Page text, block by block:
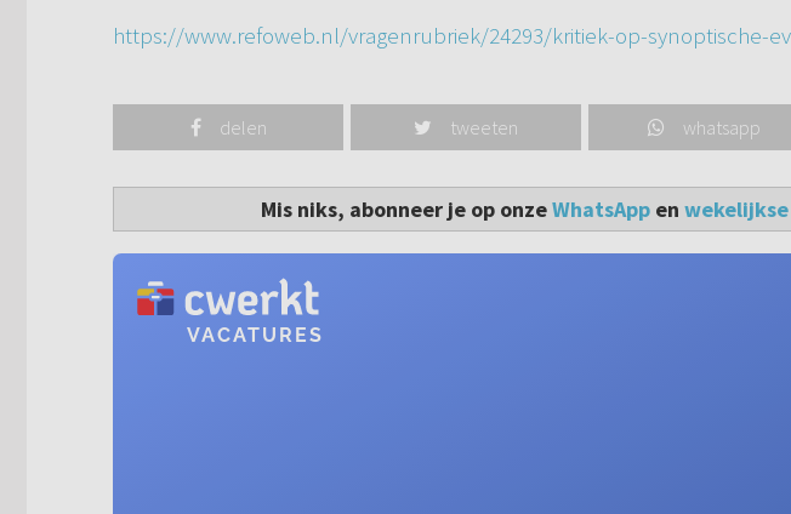
https://www.refoweb.nl/vragenrubriek/24293/kritiek-op-synoptische-
delen tweeten whatsapp
Mis niks, abonneer je op onzeWhatsAppen